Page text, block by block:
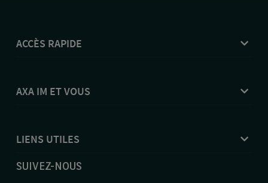
ACCÈS RAPIDE
AXA IM ET VOUS
LIENS UTILES
SUIVEZ-NOUS